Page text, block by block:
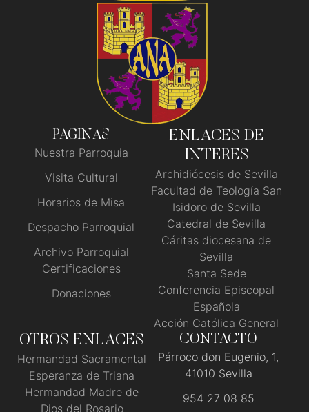
PAGINAS
Nuestra Parroquia
Visita Cultural
Horarios de Misa
Despacho Parroquial
Archivo Parroquial
Certificaciones
Donaciones
ENLACES DE
INTERES
Archidiócesis de Sevilla
Facultad de Teología San
Isidoro de Sevilla
Catedral de Sevilla
Cáritas diocesana de
Sevilla
Santa Sede
Conferencia Episcopal
Española
Acción Católica General
OTROS ENLACES
Hermandad Sacramental
Esperanza de Triana
Hermandad Madre de
Dios del Rosario
CONTACTO
Párroco don Eugenio, 1,
41010 Sevilla
954 27 08 85